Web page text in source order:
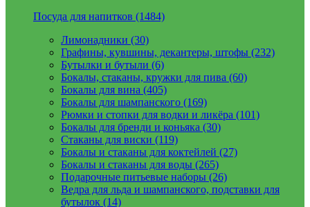
Посуда для напитков (1484)
Лимонадники (30)
Графины, кувшины, декантеры, штофы (232)
Бутылки и бутыли (6)
Бокалы, стаканы, кружки для пива (60)
Бокалы для вина (405)
Бокалы для шампанского (169)
Рюмки и стопки для водки и ликёра (101)
Бокалы для бренди и коньяка (30)
Стаканы для виски (119)
Бокалы и стаканы для коктейлей (27)
Бокалы и стаканы для воды (265)
Подарочные питьевые наборы (26)
Ведра для льда и шампанского, подставки для
бутылок (14)